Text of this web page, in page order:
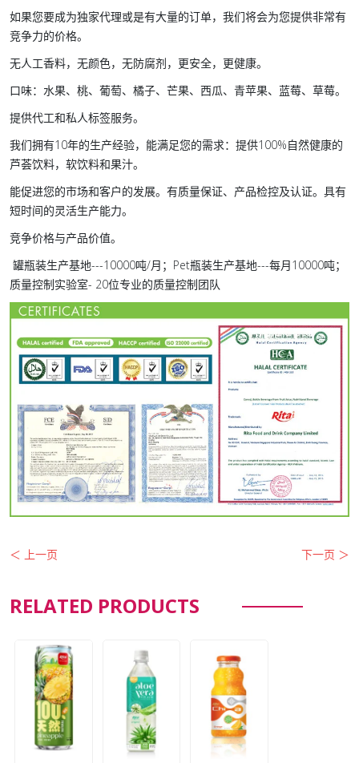
如果您要成为独家代理或是有大量的订单，我们将会为您提供非常有
竞争力的价格。
无人工香料，无颜色，无防腐剂，更安全，更健康。
口味：水果、桃、葡萄、橘子、芒果、西瓜、青苹果、蓝莓、草莓。
提供代工和私人标签服务。
我们拥有10年的生产经验，能满足您的需求：提供100%自然健康的
芦荟饮料，软饮料和果汁。
能促进您的市场和客户的发展。有质量保证、产品检控及认证。具有
短时间的灵活生产能力。
竞争价格与产品价值。
罐瓶装生产基地---10000吨/月；Pet瓶装生产基地---每月10000吨；
质量控制实验室- 20位专业的质量控制团队
＜ 上一页 下一页 ＞
RELATED PRODUCTS